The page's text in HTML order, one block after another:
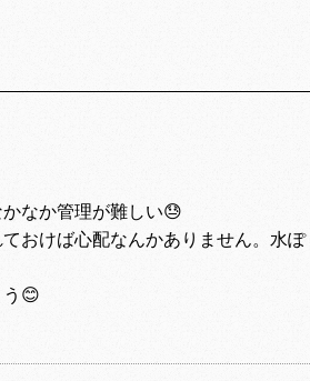
なか管理が難しい😓
おけば心配なんかありません。水
😊